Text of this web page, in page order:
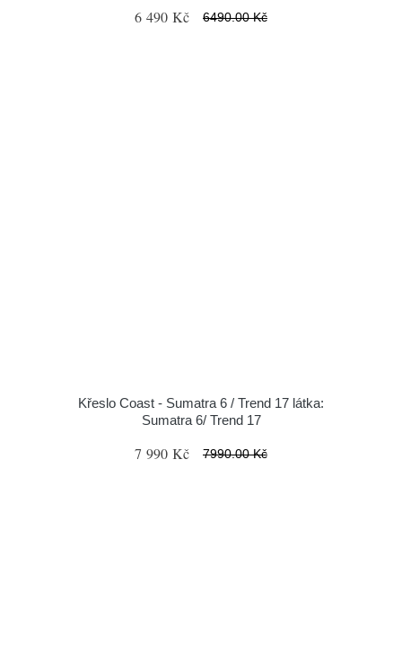
6 490 Kč 6490.00 Kč
Křeslo Coast - Sumatra 6 / Trend 17 látka:
Sumatra 6/ Trend 17
7 990 Kč 7990.00 Kč